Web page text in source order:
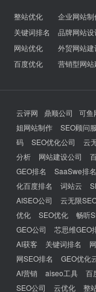
整站优化
关键词排名
网站优化
百度优化
企业网站制
品牌网站设
外贸网站建
营销型网
云评网 鼎顺公司 可鱼
姐网站制作
SEO顾问
码
SEO优化公司 云
分析
网站建设公司
GEO排名
SaaSwe排
化百度排名
词站云
AISEO公司
云无限
优化
SEO优化 畅听
GEO公司
芯思维GEO
AI获客
关键词排名
网SEO排名
GEO优化
AI营销
aiseo工具 百
SEO公司
云优化 整